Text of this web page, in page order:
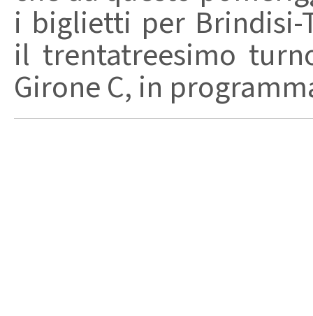
i biglietti per Brindisi-
il trentatreesimo
Girone C, in